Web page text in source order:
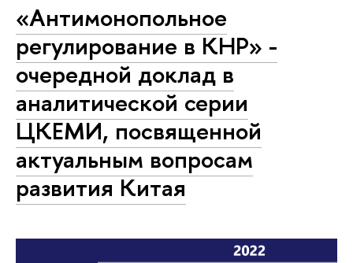
«Антимонопольное
регулирование в КНР» -
очередной доклад в
аналитической серии
ЦКЕМИ, посвященной
актуальным вопросам
развития Китая